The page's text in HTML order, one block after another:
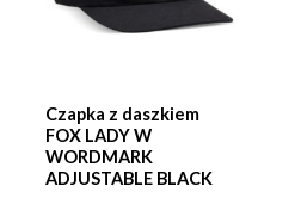
Czapka z daszkiem
FOX LADY W
WORDMARK
ADJUSTABLE BLACK